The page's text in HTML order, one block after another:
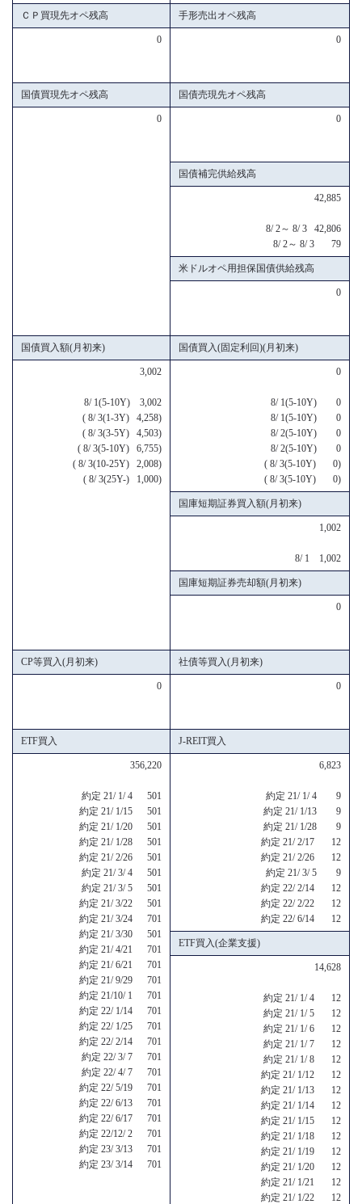
ＣＰ買現先オペ残高 手形売出オペ残高
0 0
国債買現先オペ残高 国債売現先オペ残高
0 0
国債補完供給残高
42,885
8/ 2～ 8/ 3 42,806
8/ 2～ 8/ 3 79
米ドルオペ用担保国債供給残高
0
国債買入額(月初来) 国債買入(固定利回)(月初来)
3,002
8/ 1(5-10Y) 3,002
( 8/ 3(1-3Y) 4,258)
( 8/ 3(3-5Y) 4,503)
( 8/ 3(5-10Y) 6,755)
( 8/ 3(10-25Y) 2,008)
( 8/ 3(25Y-) 1,000)
0
8/ 1(5-10Y) 0
8/ 1(5-10Y) 0
8/ 2(5-10Y) 0
8/ 2(5-10Y) 0
( 8/ 3(5-10Y) 0)
( 8/ 3(5-10Y) 0)
国庫短期証券買入額(月初来)
1,002
8/ 1 1,002
国庫短期証券売却額(月初来)
0
CP等買入(月初来) 社債等買入(月初来)
0 0
ETF買入 J-REIT買入
356,220
約定 21/ 1/ 4 501
約定 21/ 1/15 501
約定 21/ 1/20 501
約定 21/ 1/28 501
約定 21/ 2/26 501
約定 21/ 3/ 4 501
約定 21/ 3/ 5 501
約定 21/ 3/22 501
約定 21/ 3/24 701
約定 21/ 3/30 501
約定 21/ 4/21 701
約定 21/ 6/21 701
約定 21/ 9/29 701
約定 21/10/ 1 701
約定 22/ 1/14 701
約定 22/ 1/25 701
約定 22/ 2/14 701
約定 22/ 3/ 7 701
約定 22/ 4/ 7 701
約定 22/ 5/19 701
約定 22/ 6/13 701
約定 22/ 6/17 701
約定 22/12/ 2 701
約定 23/ 3/13 701
約定 23/ 3/14 701
6,823
約定 21/ 1/ 4 9
約定 21/ 1/13 9
約定 21/ 1/28 9
約定 21/ 2/17 12
約定 21/ 2/26 12
約定 21/ 3/ 5 9
約定 22/ 2/14 12
約定 22/ 2/22 12
約定 22/ 6/14 12
ETF買入(企業支援)
14,628
約定 21/ 1/ 4 12
約定 21/ 1/ 5 12
約定 21/ 1/ 6 12
約定 21/ 1/ 7 12
約定 21/ 1/ 8 12
約定 21/ 1/12 12
約定 21/ 1/13 12
約定 21/ 1/14 12
約定 21/ 1/15 12
約定 21/ 1/18 12
約定 21/ 1/19 12
約定 21/ 1/20 12
約定 21/ 1/21 12
約定 21/ 1/22 12